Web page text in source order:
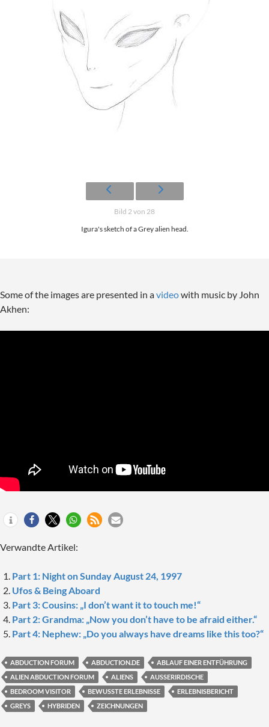
Bild 2 von 28
Igura's sketch of a Grey alien head.
Some of the images are presented in avideowith music by John
Akhen:
Verwandte Artikel:
Part 1: Night on Sunday August 24, 1997
Ufos & Being Aboard
Part 3: Cousins: „I don’t want it to touch me!“
Part 2: Grandma: „Now you don’t have to be afraid either.“
Part 4: Nephew: „Do you always have dreams like this too?“
ABDUCTION FORUM ABDUCTION.DE
ABLAUF EINER ENTFÜHRUNG
ALIEN ABDUCTION FORUM
ALIENS
AUSSERIRDISCHE
BEDROOM VISITOR
BEWUSSTE ERLEBNISSE
ERLEBNISBERICHT
GREYS
HYBRIDEN ZEICHNUNGEN